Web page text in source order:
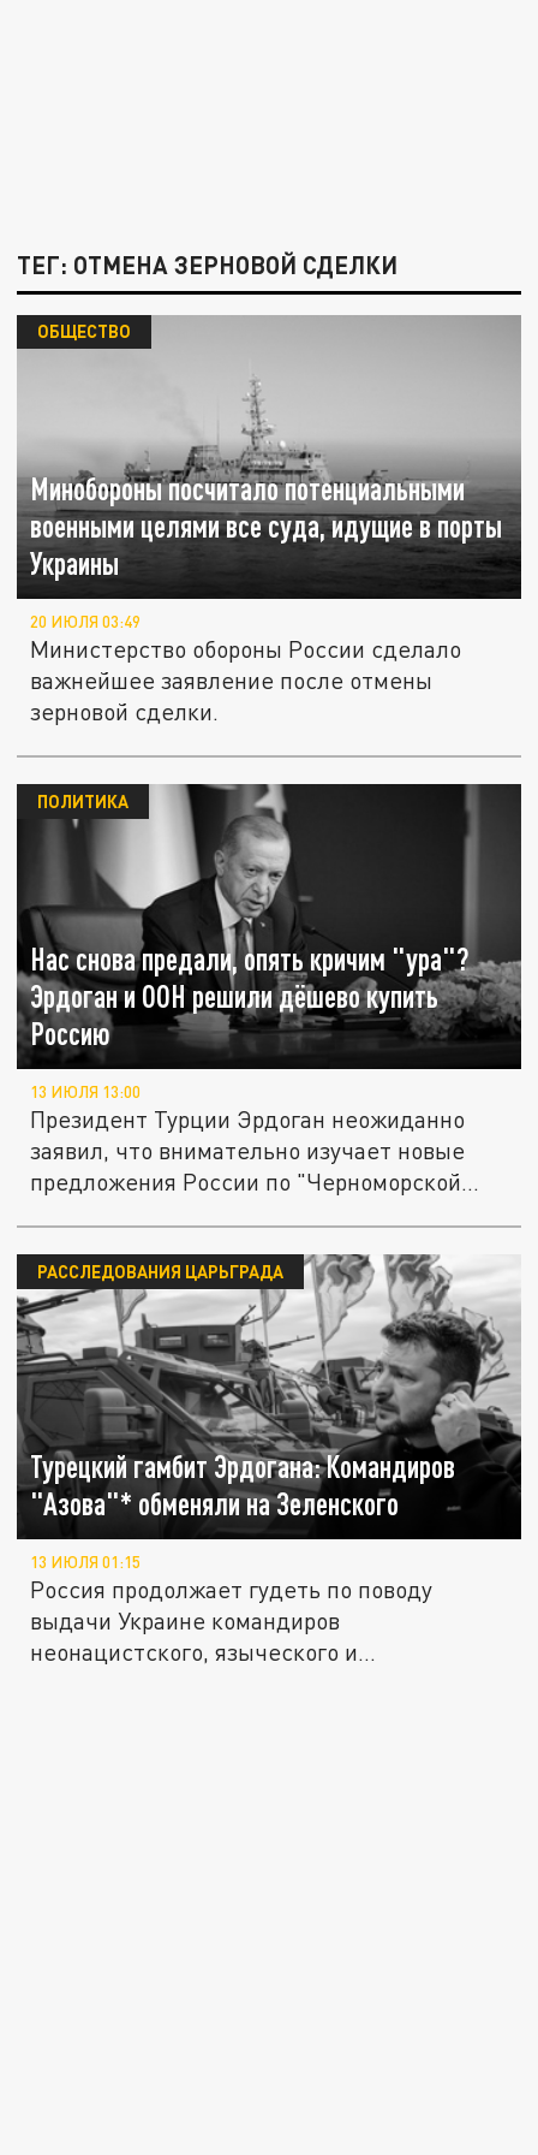
ТЕГ: ОТМЕНА ЗЕРНОВОЙ СДЕЛКИ
Минобороны посчитало потенциальными
военными целями все суда, идущие в порты
Украины
ОБЩЕСТВО
20 ИЮЛЯ 03:49
Министерство обороны России сделало
важнейшее заявление после отмены
зерновой сделки.
Нас снова предали, опять кричим "ура"?
Эрдоган и ООН решили дёшево купить
Россию
ПОЛИТИКА
13 ИЮЛЯ 13:00
Президент Турции Эрдоган неожиданно
заявил, что внимательно изучает новые
предложения России по "Черноморской...
Турецкий гамбит Эрдогана: Командиров
"Азова"* обменяли на Зеленского
РАССЛЕДОВАНИЯ ЦАРЬГРАДА
13 ИЮЛЯ 01:15
Россия продолжает гудеть по поводу
выдачи Украине командиров
неонацистского, языческого и